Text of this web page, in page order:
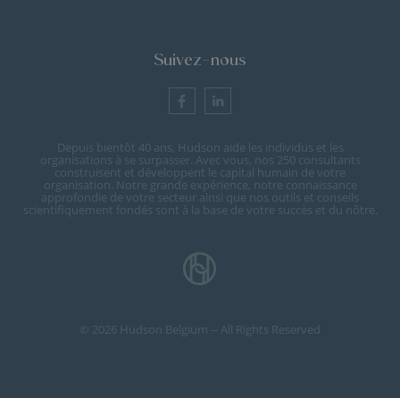
Suivez-nous
Depuis bientôt 40 ans, Hudson aide les individus et les
organisations à se surpasser. Avec vous, nos 250 consultants
construisent et développent le capital humain de votre
organisation. Notre grande expérience, notre connaissance
approfondie de votre secteur ainsi que nos outils et conseils
scientifiquement fondés sont à la base de votre succès et du nôtre.
© 2026 Hudson Belgium -- All Rights Reserved